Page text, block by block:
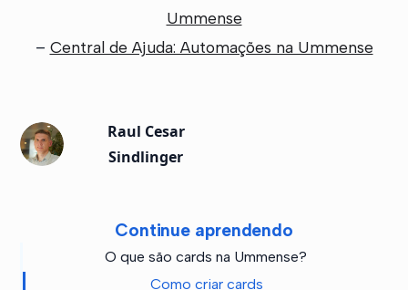
Continue aprendendo
O que são cards na Ummense?
Como criar cards
Ummense
– Central de Ajuda: Automações na Ummense
Raul Cesar
Sindlinger